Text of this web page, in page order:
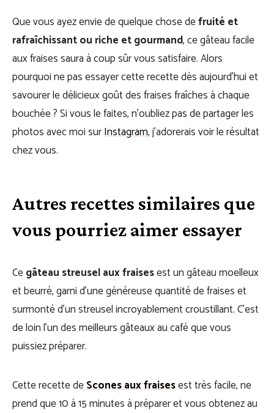
Que vous ayez envie de quelque chose defruité et
rafraîchissant ou riche et gourmand, ce gâteau facile
aux fraises saura à coup sûr vous satisfaire. Alors
pourquoi ne pas essayer cette recette dès aujourd’hui et
savourer le délicieux goût des fraises fraîches à chaque
bouchée ? Si vous le faites, n’oubliez pas de partager les
photos avec moi surInstagram, j’adorerais voir le résultat
chez vous.
Autres recettes similaires que
vous pourriez aimer essayer
Cegâteau streusel aux fraisesest un gâteau moelleux
et beurré, garni d’une généreuse quantité de fraises et
surmonté d’un streusel incroyablement croustillant. C’est
de loin l’un des meilleurs gâteaux au café que vous
puissiez préparer.
Cette recette deScones aux fraisesest très facile, ne
prend que 10 à 15 minutes à préparer et vous obtenez au